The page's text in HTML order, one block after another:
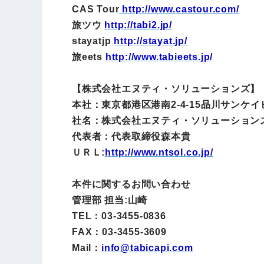
CAS Tour http://www.castour.com/
旅ツウ http://tabi2.jp/
stayatjp http://stayat.jp/
旅eets http://www.tabieets.jp/
【株式会社エヌティ・ソリューションズ】
本社：東京都港区港南2-4-15品川サンケイ
社名：株式会社エヌティ・ソリューション
代表者：代表取締役森本貴
ＵＲＬ: http://www.ntsol.co.jp/
本件に関するお問い合わせ
管理部 担当:山崎
TEL：03-3455-0836
FAX：03-3455-3609
Mail： info@tabicapi.com